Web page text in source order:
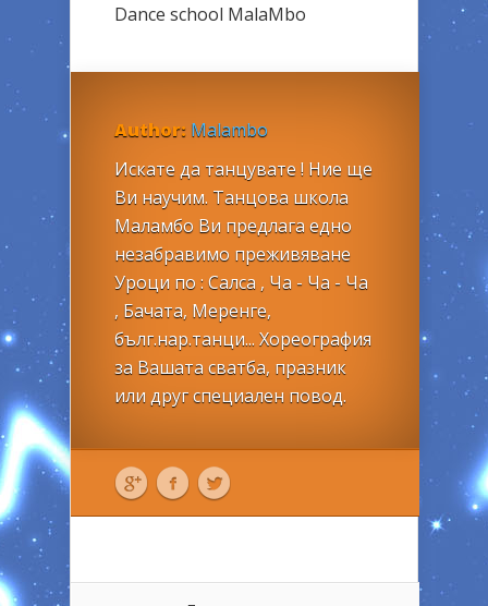
Dance school MalaMbo
Author: Malambo
Искате да танцувате ! Ние ще
Ви научим. Танцова школа
Маламбо Ви предлага едно
незабравимо преживяване
Уроци по : Салса , Ча - Ча - Ча
, Бачата, Меренге,
бълг.нар.танци... Хореография
за Вашата сватба, празник
или друг специален повод.